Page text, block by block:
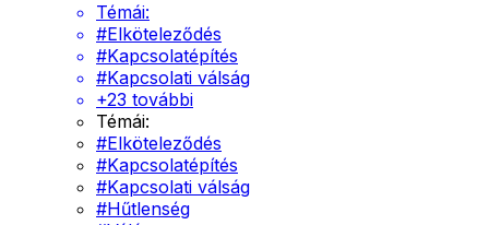
Témái:
#Elköteleződés
#Kapcsolatépítés
#Kapcsolati válság
+23 további
Témái:
#Elköteleződés
#Kapcsolatépítés
#Kapcsolati válság
#Hűtlenség